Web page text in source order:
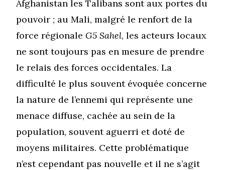
Afghanistan les Talibans sont aux portes du
pouvoir ; au Mali, malgré le renfort de la
force régionale G5 Sahel, les acteurs locaux
ne sont toujours pas en mesure de prendre
le relais des forces occidentales. La
difficulté le plus souvent évoquée concerne
la nature de l’ennemi qui représente une
menace diffuse, cachée au sein de la
population, souvent aguerri et doté de
moyens militaires. Cette problématique
n’est cependant pas nouvelle et il ne s’agit